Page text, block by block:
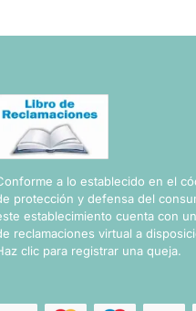
a lo establecido en el
protección y defensa del
establecimiento cuenta con
reclamaciones virtual a
clic para registrar una queja.